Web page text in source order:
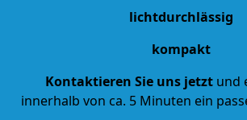
lichtdurchlässig
kompakt
Kontaktieren Sie uns jetzt und
innerhalb von ca. 5 Minuten ein